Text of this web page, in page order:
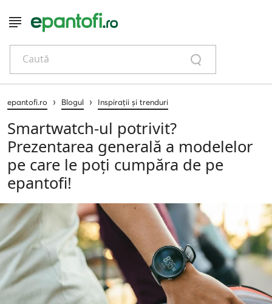
Caută
epantofi.ro › Blogul › Inspirații și trenduri
Smartwatch-ul potrivit?
Prezentarea generală a modelelor
pe care le poți cumpăra de pe
epantofi!